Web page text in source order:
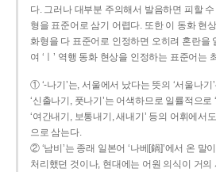
다. 그러나 대부분 주의해서 발음하면 피할
형을 표준어로 삼기 어렵다. 또한 이 동화 현
화형을 다 표준어로 인정하면 오히려 혼란을
여 ‘ㅣ’ 역행 동화 현상을 인정하는 표준어는
① ‘-나기’는, 서울에서 났다는 뜻의 ‘서울나
‘신출나기, 풋나기’는 어색하므로 일률적으로
‘여간내기, 보통내기, 새내기’ 등의 어휘에서
으로 삼는다.
② ‘남비’는 종래 일본어 ‘나베[鍋]’에서 온 말
처리했던 것이나, 현대에는 어원 의식이 거의